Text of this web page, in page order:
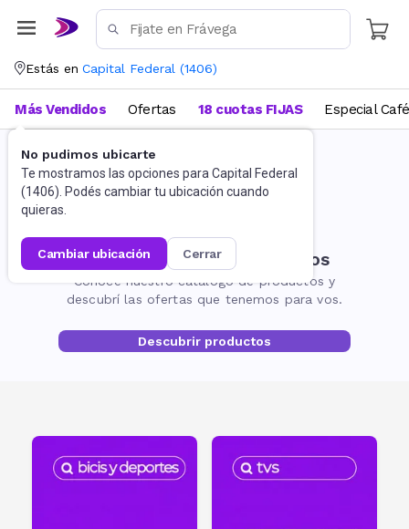
Estás en Capital Federal (1406)
No pudimos ubicarte
Te mostramos las opciones para Capital Federal
(1406). Podés cambiar tu ubicación cuando
quieras.
cambiar ubicación cerrar
Más Vendidos Ofertas 18 cuotas FIJAS Especial Café
No encontramos resultados
Conocé nuestro catálogo de productos y
descubrí las ofertas que tenemos para vos.
Descubrir productos